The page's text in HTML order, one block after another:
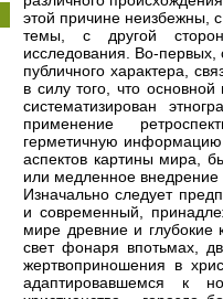
этой причине неизбежны,
темы, с другой
исследования. Во-первых,
публичного характера,
в силу того, что
систематизирован
применение
герметичную информацию
аспектов картины мира,
или медленное внедрение
Изначально следует
и современный,
мире древние и глубокие
свет фонаря впотьмах,
жертвоприношения в
адаптировавшемся к